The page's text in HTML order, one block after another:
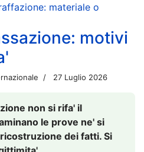
materiale o
motivi
27 Luglio 2026
non si rifa' il
le prove ne' si
dei fatti. Si